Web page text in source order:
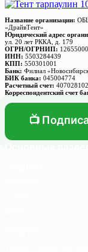
Название организации:
«ДрайвТент»
Юридический адрес
ул. 20 лет РККА, д. 179
ОГРН/ОГРНИП:
ИНН: 5503284439
КПП: 550301001
Банк: Филиал
БИК банка: 045004774
Расчетный счет:
Корреспондентский счет
📺